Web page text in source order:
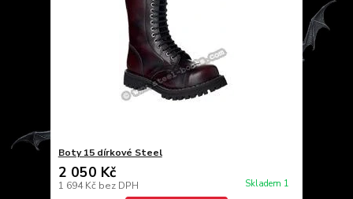
Boty 15 dírkové Steel
2 050 Kč
1 694 Kč bez DPH Skladem 1